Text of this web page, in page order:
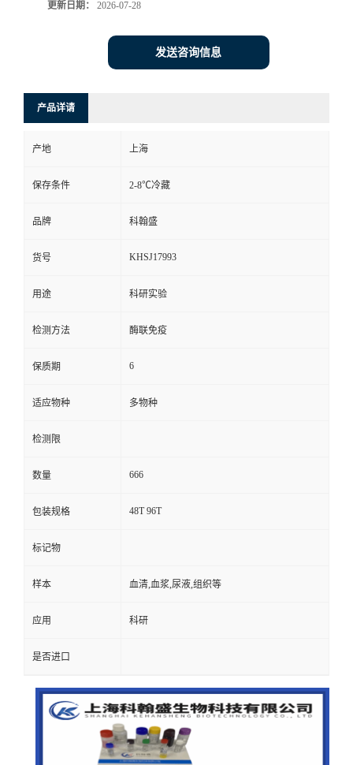
更新日期： 2026-07-28
发送咨询信息
产品详请
产地 上海
保存条件 2-8℃冷藏
品牌 科翰盛
货号 KHSJ17993
用途 科研实验
检测方法 酶联免疫
保质期 6
适应物种 多物种
检测限
数量 666
包装规格 48T 96T
标记物
样本 血清,血浆,尿液,组织等
应用 科研
是否进口